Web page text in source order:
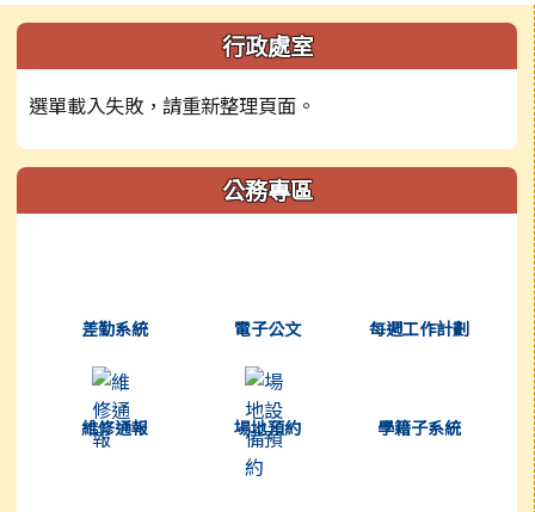
左邊區域內容 行政處室
選單載入失敗，請重新整理頁面。
公務專區
差勤系統 電子公文 每週工作計劃
維修通報
(另開新視窗)
場地預約
(另開新視窗)
學籍子系統